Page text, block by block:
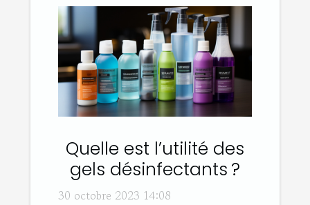
Quelle est l’utilité des
gels désinfectants ?
30 octobre 2023 14:08